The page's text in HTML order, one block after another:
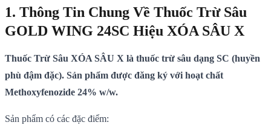
1. Thông Tin Chung Về Thuốc Trừ Sâu
GOLD WING 24SC Hiệu XÓA SÂU X
Thuốc Trừ Sâu XÓA SÂU X là thuốc trừ sâu dạng SC (huyền
phù đậm đặc). Sản phẩm được đăng ký với hoạt chất
Methoxyfenozide 24% w/w.
Sản phẩm có các đặc điểm: